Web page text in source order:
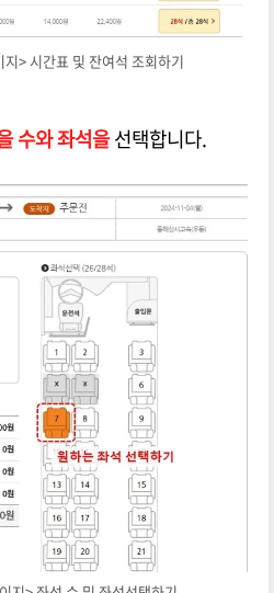
> 시간표 및 잔여석 조회하기
수와 좌석을선택합니다.